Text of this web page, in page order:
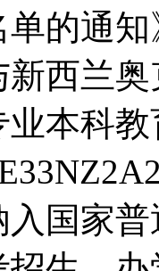
单的通
新西兰
本科
国家